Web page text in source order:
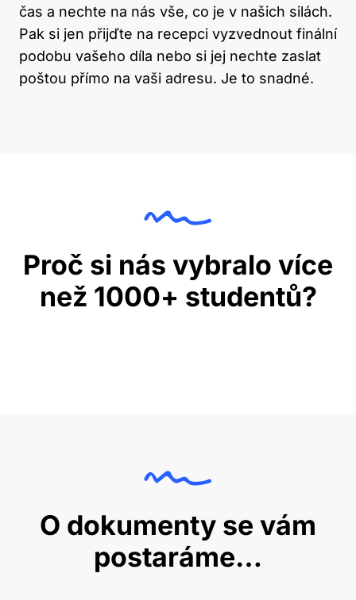
čas a nechte na nás vše, co je v našich silách.
Pak si jen přijďte na recepci vyzvednout finální
podobu vašeho díla nebo si jej nechte zaslat
poštou přímo na vaši adresu. Je to snadné.
Proč si nás vybralo více
než 1000+ studentů?
O dokumenty se vám
postaráme…